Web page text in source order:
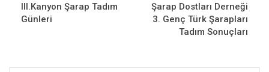
III.Kanyon Şarap Tadım
Günleri
Şarap Dostları Derneği
3. Genç Türk Şarapları
Tadım Sonuçları